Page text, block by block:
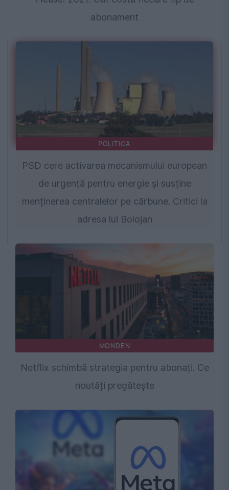
abonament
POLITICA
PSD cere activarea mecanismului european
de urgență pentru energie și susține
menținerea centralelor pe cărbune. Critici la
adresa lui Bolojan
MONDEN
Netflix schimbă strategia pentru abonați. Ce
noutăți pregătește